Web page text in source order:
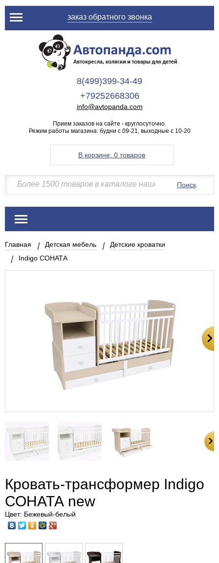
заказ обратного звонка
8(499)399-34-49
+79252668306
info@avtopanda.com
Прием заказов на сайте - круглосуточно.
Режим работы магазина: будни с 09-21, выходные с 10-20
В корзине: 0 товаров
Поиск
Главная Детская мебель
Детские кроватки
Indigo СОНАТА
Кровать-трансформер Indigo
СОНАТА new
Цвет: Бежевый-белый